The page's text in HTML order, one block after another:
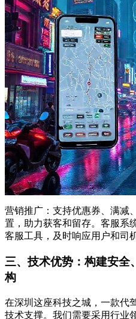
营销推广：支持优惠券、满减
置，助力获客和留存。客服系
客服工具，及时响应用户和司
三、技术优势：构建安全
构
在深圳这座科技之城，一款代
技术支撑。我们需要采用行业